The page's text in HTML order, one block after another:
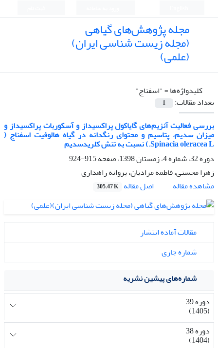
مجله پژوهش‌های گیاهی
(مجله زیست شناسی ایران)
(علمی)
کلیدواژه‌ها ="اسفناج"
تعداد مقالات:
1
بررسی فعالیت آنزیم‌های گایاکول پراکسیداز و آسکوربات پراکسیداز و
میزان سدیم، پتاسیم و محتوای رنگدانه در گیاه هالوفیت اسفناج (
Spinacia oleracea L.) نسبت به تنش کلریدسدیم
دوره 32، شماره 4، زمستان 1398، صفحه
915-924
زهرا محسنی، فاطمه مرادیان، پروانه راهداری
مشاهده مقاله
اصل مقاله 305.47 K
مقالات آماده انتشار
شماره جاری
شماره‌های پیشین نشریه
دوره 39
(1405)
دوره 38
(1404)